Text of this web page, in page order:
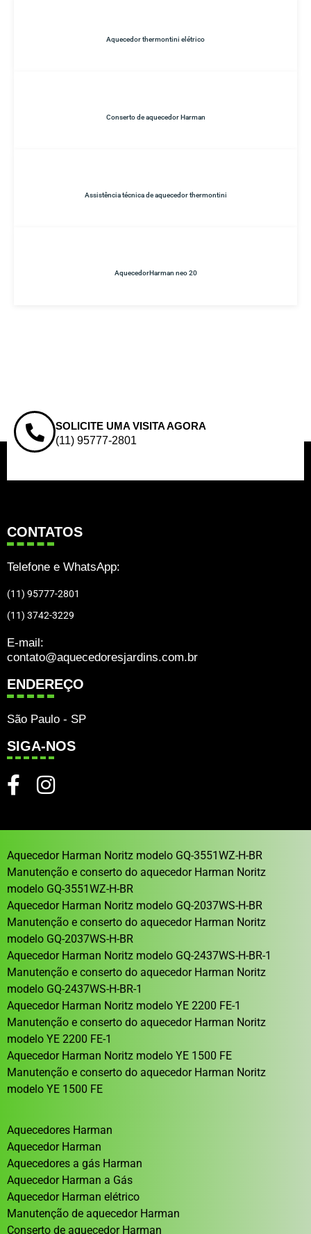
Aquecedor thermontini elétrico
Conserto de aquecedor Harman
Assistência técnica de aquecedor thermontini
AquecedorHarman neo 20
SOLICITE UMA VISITA AGORA
(11) 95777-2801
CONTATOS
Telefone e WhatsApp:
(11) 95777-2801
(11) 3742-3229
E-mail:
contato@aquecedoresjardins.com.br
ENDEREÇO
São Paulo - SP
SIGA-NOS
Aquecedor Harman Noritz modelo GQ-3551WZ-H-BR
Manutenção e conserto do aquecedor Harman Noritz
modelo GQ-3551WZ-H-BR
Aquecedor Harman Noritz modelo GQ-2037WS-H-BR
Manutenção e conserto do aquecedor Harman Noritz
modelo GQ-2037WS-H-BR
Aquecedor Harman Noritz modelo GQ-2437WS-H-BR-1
Manutenção e conserto do aquecedor Harman Noritz
modelo GQ-2437WS-H-BR-1
Aquecedor Harman Noritz modelo YE 2200 FE-1
Manutenção e conserto do aquecedor Harman Noritz
modelo YE 2200 FE-1
Aquecedor Harman Noritz modelo YE 1500 FE
Manutenção e conserto do aquecedor Harman Noritz
modelo YE 1500 FE
Aquecedores Harman
Aquecedor Harman
Aquecedores a gás Harman
Aquecedor Harman a Gás
Aquecedor Harman elétrico
Manutenção de aquecedor Harman
Conserto de aquecedor Harman